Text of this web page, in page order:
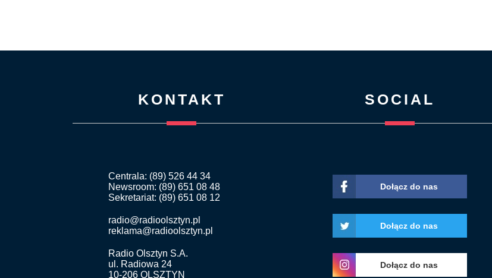
KONTAKT
Centrala: (89) 526 44 34
Newsroom: (89) 651 08 48
Sekretariat: (89) 651 08 12
radio@radioolsztyn.pl
reklama@radioolsztyn.pl
Radio Olsztyn S.A.
ul. Radiowa 24
10-206 OLSZTYN
SOCIAL
Dołącz do nas
Dołącz do nas
Dołącz do nas